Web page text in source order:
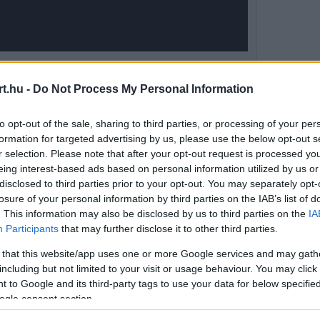
- Do Not Process My Personal Information
opt-out of the sale, sharing to third parties, or processing of your
for targeted advertising by us, please use the below opt-out
selection. Please note that after your opt-out request is processed
interest-based ads based on personal information utilized by us
to third parties prior to your opt-out. You may separately
of your personal information by third parties on the IAB’s list of
This information may also be disclosed by us to third parties on the
Participants that may further disclose it to other third parties.
that this website/app uses one or more Google services and may
but not limited to your visit or usage behaviour. You may
to Google and its third-party tags to use your data for below
consent section.
a mentők kiérkezésekor
kivizsgálásra szintén a Nobles Kórházba
a motorost, valamint hat nézőt már